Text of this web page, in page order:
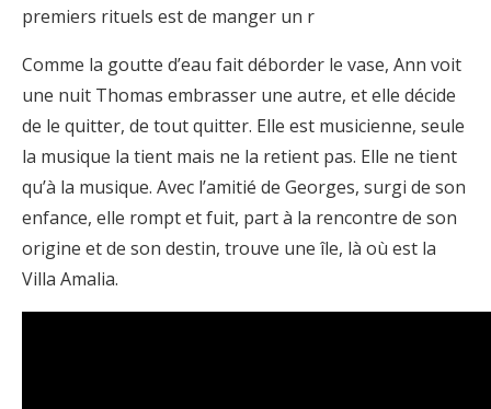
premiers rituels est de manger un r
Comme la goutte d’eau fait déborder le vase, Ann voit
une nuit Thomas embrasser une autre, et elle décide
de le quitter, de tout quitter. Elle est musicienne, seule
la musique la tient mais ne la retient pas. Elle ne tient
qu’à la musique. Avec l’amitié de Georges, surgi de son
enfance, elle rompt et fuit, part à la rencontre de son
origine et de son destin, trouve une île, là où est la
Villa Amalia.